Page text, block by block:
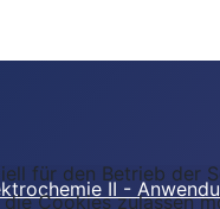
II -
für den Betrieb
Cookies zulassen